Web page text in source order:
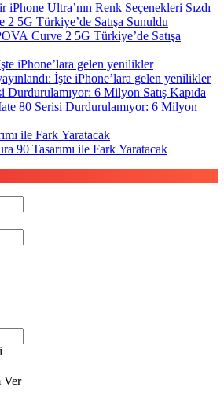
iPhone Ultra’nın Renk Seçenekleri Sızdı
Curve 2 5G Türkiye’de Satışa
İşte iPhone’lara gelen yenilikler
80 Serisi Durdurulamıyor: 6 Milyon
90 Tasarımı ile Fark Yaratacak